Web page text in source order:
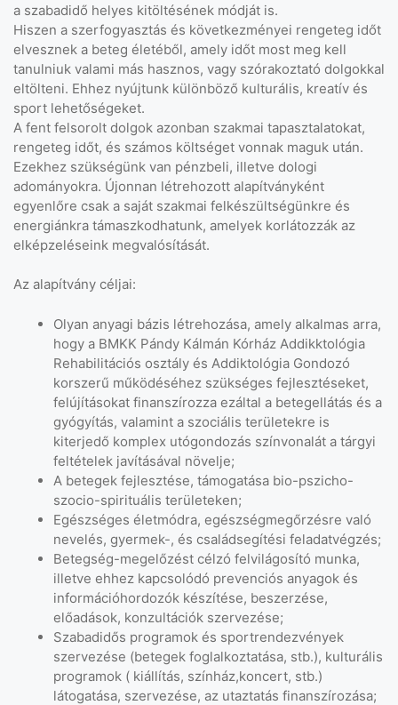
a szabadidő helyes kitöltésének módját is.
Hiszen a szerfogyasztás és következményei rengeteg időt
elvesznek a beteg életéből, amely időt most meg kell
tanulniuk valami más hasznos, vagy szórakoztató dolgokkal
eltölteni. Ehhez nyújtunk különböző kulturális, kreatív és
sport lehetőségeket.
A fent felsorolt dolgok azonban szakmai tapasztalatokat,
rengeteg időt, és számos költséget vonnak maguk után.
Ezekhez szükségünk van pénzbeli, illetve dologi
adományokra. Újonnan létrehozott alapítványként
egyenlőre csak a saját szakmai felkészültségünkre és
energiánkra támaszkodhatunk, amelyek korlátozzák az
elképzeléseink megvalósítását.
Az alapítvány céljai:
Olyan anyagi bázis létrehozása, amely alkalmas arra,
hogy a BMKK Pándy Kálmán Kórház Addikktológia
Rehabilitációs osztály és Addiktológia Gondozó
korszerű működéséhez szükséges fejlesztéseket,
felújításokat finanszírozza ezáltal a betegellátás és a
gyógyítás, valamint a szociális területekre is
kiterjedő komplex utógondozás színvonalát a tárgyi
feltételek javításával növelje;
A betegek fejlesztése, támogatása bio-pszicho-
szocio-spirituális területeken;
Egészséges életmódra, egészségmegőrzésre való
nevelés, gyermek-, és családsegítési feladatvégzés;
Betegség-megelőzést célzó felvilágosító munka,
illetve ehhez kapcsolódó prevenciós anyagok és
információhordozók készítése, beszerzése,
előadások, konzultációk szervezése;
Szabadidős programok és sportrendezvények
szervezése (betegek foglalkoztatása, stb.), kulturális
programok ( kiállítás, színház,koncert, stb.)
látogatása, szervezése, az utaztatás finanszírozása;